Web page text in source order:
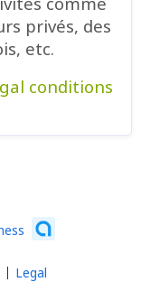
privés, des
etc.
conditions
Legal